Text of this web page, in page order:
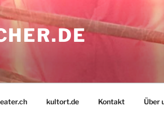
kultort.de Kontakt Über